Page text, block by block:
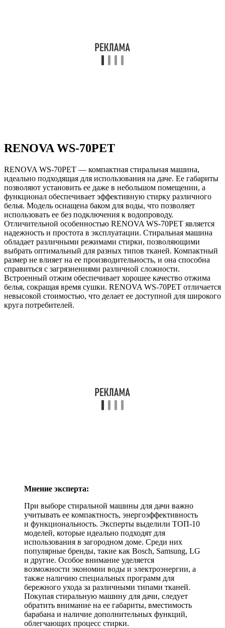
RENOVA WS-70PET
RENOVA WS-70PET — компактная стиральная машина,
идеально подходящая для использования на даче. Ее габариты
позволяют установить ее даже в небольшом помещении, а
функционал обеспечивает эффективную стирку различного
белья. Модель оснащена баком для воды, что позволяет
использовать ее без подключения к водопроводу.
Отличительной особенностью RENOVA WS-70PET является
надежность и простота в эксплуатации. Стиральная машина
обладает различными режимами стирки, позволяющими
выбрать оптимальный для разных типов тканей. Компактный
размер не влияет на ее производительность, и она способна
справиться с загрязнениями различной сложности.
Встроенный отжим обеспечивает хорошее качество отжима
белья, сокращая время сушки. RENOVA WS-70PET отличается
невысокой стоимостью, что делает ее доступной для широкого
круга потребителей.
Мнение эксперта:
При выборе стиральной машины для дачи важно
учитывать ее компактность, энергоэффективность
и функциональность. Эксперты выделили ТОП-10
моделей, которые идеально подходят для
использования в загородном доме. Среди них
популярные бренды, такие как Bosch, Samsung, LG
и другие. Особое внимание уделяется
возможности экономии воды и электроэнергии, а
также наличию специальных программ для
бережного ухода за различными типами тканей.
Покупая стиральную машину для дачи, следует
обратить внимание на ее габариты, вместимость
барабана и наличие дополнительных функций,
облегчающих процесс стирки.